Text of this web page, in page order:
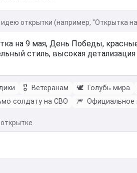
открытки (например, "Открытка
🎖️ Ветеранам 🕊️ Голубь мира
солдату на СВО 🎆 Официальное